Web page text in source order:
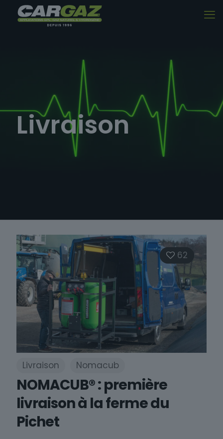
Livraison
62
Livraison Nomacub
NOMACUB® : première
livraison à la ferme du
Pichet